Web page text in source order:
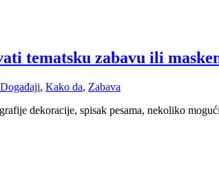
tematsku zabavu ili
Događaji, Kako da, Zabava
dekoracije, spisak pesama, nekoliko